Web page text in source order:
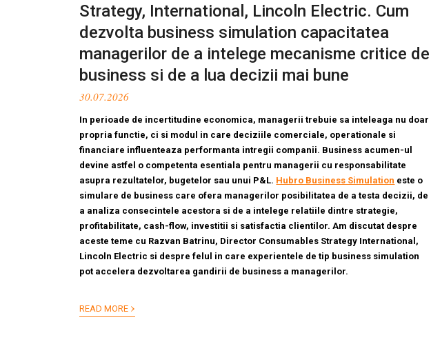
Strategy, International, Lincoln Electric. Cum
dezvolta business simulation capacitatea
managerilor de a intelege mecanisme critice de
business si de a lua decizii mai bune
30.07.2026
In perioade de incertitudine economica, managerii trebuie sa inteleaga nu doar
propria functie, ci si modul in care deciziile comerciale, operationale si
financiare influenteaza performanta intregii companii. Business acumen-ul
devine astfel o competenta esentiala pentru managerii cu responsabilitate
asupra rezultatelor, bugetelor sau unui P&L. Hubro Business Simulation este o
simulare de business care ofera managerilor posibilitatea de a testa decizii, de
a analiza consecintele acestora si de a intelege relatiile dintre strategie,
profitabilitate, cash-flow, investitii si satisfactia clientilor.Am discutat despre
aceste teme cu Razvan Batrinu, Director Consumables Strategy International,
Lincoln Electric si despre felul in care experientele de tip business simulation
pot accelera dezvoltarea gandirii de business a managerilor.
READ MORE ›